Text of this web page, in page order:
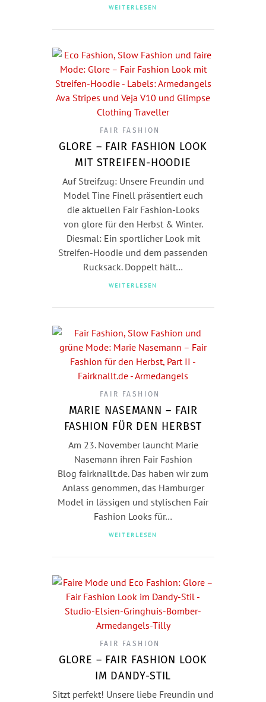
WEITERLESEN
FAIR FASHION
GLORE – FAIR FASHION LOOK
MIT STREIFEN-HOODIE
Auf Streifzug: Unsere Freundin und
Model Tine Finell präsentiert euch
die aktuellen Fair Fashion-Looks
von glore für den Herbst & Winter.
Diesmal: Ein sportlicher Look mit
Streifen-Hoodie und dem passenden
Rucksack. Doppelt hält…
WEITERLESEN
FAIR FASHION
MARIE NASEMANN – FAIR
FASHION FÜR DEN HERBST
Am 23. November launcht Marie
Nasemann ihren Fair Fashion
Blog fairknallt.de. Das haben wir zum
Anlass genommen, das Hamburger
Model in lässigen und stylischen Fair
Fashion Looks für…
WEITERLESEN
FAIR FASHION
GLORE – FAIR FASHION LOOK
IM DANDY-STIL
Sitzt perfekt! Unsere liebe Freundin und